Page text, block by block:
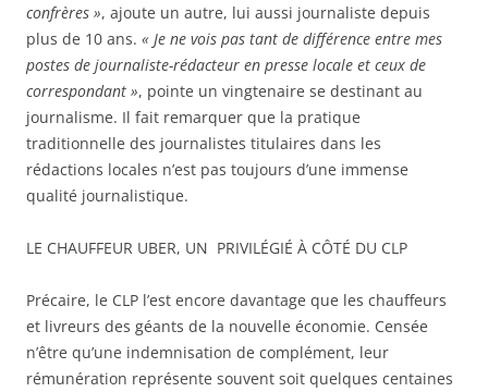
confrères », ajoute un autre, lui aussi journaliste depuis
plus de 10 ans. « Je ne vois pas tant de différence entre mes
postes de journaliste-rédacteur en presse locale et ceux de
correspondant », pointe un vingtenaire se destinant au
journalisme. Il fait remarquer que la pratique
traditionnelle des journalistes titulaires dans les
rédactions locales n’est pas toujours d’une immense
qualité journalistique.
LE CHAUFFEUR UBER, UN PRIVILÉGIÉ À CÔTÉ DU CLP
Précaire, le CLP l’est encore davantage que les chauffeurs
et livreurs des géants de la nouvelle économie. Censée
n’être qu’une indemnisation de complément, leur
rémunération représente souvent soit quelques centaines